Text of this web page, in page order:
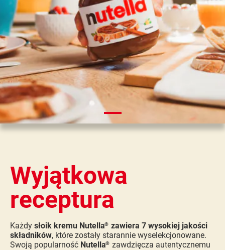
Wyjątkowa
receptura
Każdy słoik kremu Nutella® zawiera 7 wysokiej jakości
składników, które zostały starannie wyselekcjonowane.
Swoją popularność Nutella® zawdzięcza autentycznemu